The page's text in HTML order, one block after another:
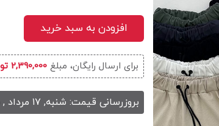
افزودن به سبد خرید
برای ارسال رایگان، مبلغ2,390,000 تومان
بروزرسانی قیمت: شنبه, ۱۷ مرداد , ۱۴۰۵